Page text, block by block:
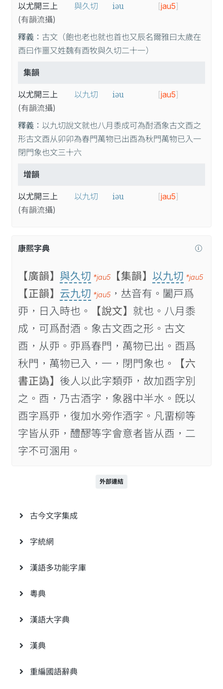
以尤開三上
(有韻流攝)
與久切 iəu [jau5]
釋義： 古文（飽也老也就也首也又辰名爾雅曰太歲在
酉曰作噩又姓魏有酉牧與久切二十一）
集韻
以尤開三上
(有韻流攝)
以九切 iəu [jau5]
釋義： 以九切說文就也八月黍成可為酎酒象古文酉之
形古文酉从卯卯為春門萬物已出酉為秋門萬物已入一
閉門象也文三十六
增韻
以尤開三上
(有韻流攝)
以九切 iəu [jau5]
康熙字典
【廣韻】 與久切 *jau5 【集韻】 以九切 *jau5
【正韻】 云九切 *jau5 ，𠀤音有。闔戸爲
丣，日入時也。
【說文】 就也。八月黍
成，可爲酎酒。象古文酉之形。古文
酉，从丣。丣爲春門，萬物已出。酉爲
秋門，萬物已入，一，閉門象也。
【六
書正譌】 後人以此字類丣，故加酉字別
之。酉，乃古酒字，象器中半水。旣以
酉字爲丣，復加水旁作酒字。凡畱柳等
字皆从丣，醴醪等字會意者皆从酉，二
字不可溷用。
外部連結
古今文字集成
字統網
漢語多功能字庫
粵典
漢語大字典
漢典
重編國語辭典